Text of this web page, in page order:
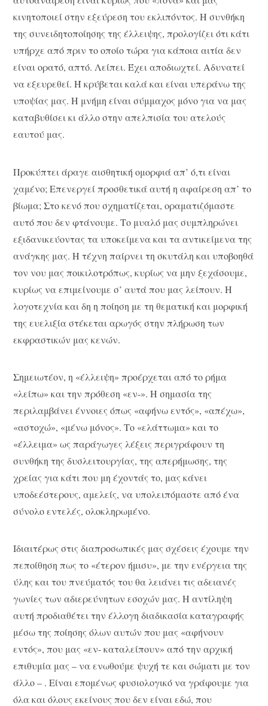
κινητοποιεί στην εξεύρεση του εκλιπόντος. Η συνθήκη
της συνειδητοποίησης της έλλειψης, προλογίζει ότι κάτι
υπήρχε από πριν το οποίο τώρα για κάποια αιτία δεν
είναι ορατό, απτό. Λείπει. Έχει αποδιωχτεί. Αδυνατεί
να εξευρεθεί. Ή κρύβεται καλά και είναι υπεράνω της
υποψίας μας. Η μνήμη είναι σύμμαχος μόνο για να μας
καταβυθίσει κι άλλο στην απελπισία του ατελούς
εαυτού μας.
Προκύπτει άραγε αισθητική ομορφιά απ’ ό,τι είναι
χαμένο; Επενεργεί προσθετικά αυτή η αφαίρεση απ’ το
βίωμα; Στο κενό που σχηματίζεται, οραματιζόμαστε
αυτό που δεν φτάνουμε. Το μυαλό μας συμπληρώνει
εξιδανικεύοντας τα υποκείμενα και τα αντικείμενα της
ανάγκης μας. Η τέχνη παίρνει τη σκυτάλη και υποβοηθά
τον νου μας ποικιλοτρόπως, κυρίως να μην ξεχάσουμε,
κυρίως να επιμείνουμε σ’ αυτά που μας λείπουν. Η
λογοτεχνία και δη η ποίηση με τη θεματική και μορφική
της ευελιξία στέκεται αρωγός στην πλήρωση των
εκφραστικών μας κενών.
Σημειωτέον, η «έλλειψη» προέρχεται από το ρήμα
«λείπω» και την πρόθεση «εν-». Η σημασία της
περιλαμβάνει έννοιες όπως «αφήνω εντός», «απέχω»,
«αστοχώ», «μένω μόνος». Το «ελάττωμα» και το
«έλλειμα» ως παράγωγες λέξεις περιγράφουν τη
συνθήκη της δυσλειτουργίας, της απερήμωσης, της
χρείας για κάτι που μη έχοντάς το, μας κάνει
υποδεέστερους, αμελείς, να υπολειπόμαστε από ένα
σύνολο εντελές, ολοκληρωμένο.
Ιδιαιτέρως στις διαπροσωπικές μας σχέσεις έχουμε την
πεποίθηση πως το «έτερον ήμισυ», με την ενέργεια της
ύλης και του πνεύματός του θα λειάνει τις αδειανές
γωνίες των αδιερεύνητων εσοχών μας. Η αντίληψη
αυτή προδιαθέτει την έλλογη διαδικασία καταγραφής
μέσω της ποίησης όλων αυτών που μας «αφήνουν
εντός», που μας «εν- καταλείπουν» από την αρχική
επιθυμία μας – να ενωθούμε ψυχή τε και σώματι με τον
άλλο – . Είναι επομένως φυσιολογικό να γράφουμε για
όλα και όλους εκείνους που δεν είναι εδώ, που